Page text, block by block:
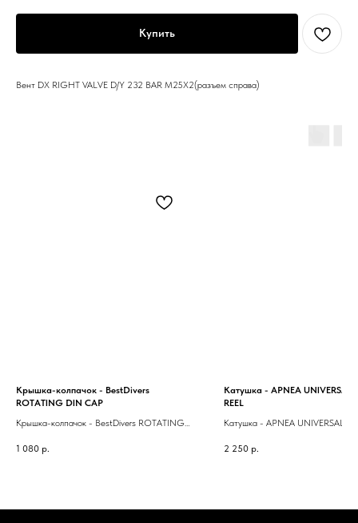
Купить
Вент DX RIGHT VALVE D/Y 232 BAR M25Х2(разъем справа)
Крышка-колпачок - BestDivers
ROTATING DIN CAP
Крышка-колпачок - BestDivers ROTATING
1 080 р.
Катушка - APNEA UNIVERSAL
REEL
Катушка - APNEA UNIVERSAL
2 250 р.